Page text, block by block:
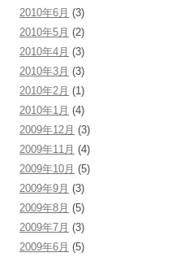
2010年6月 (3)
2010年5月 (2)
2010年4月 (3)
2010年3月 (3)
2010年2月 (1)
2010年1月 (4)
2009年12月 (3)
2009年11月 (4)
2009年10月 (5)
2009年9月 (3)
2009年8月 (5)
2009年7月 (3)
2009年6月 (5)